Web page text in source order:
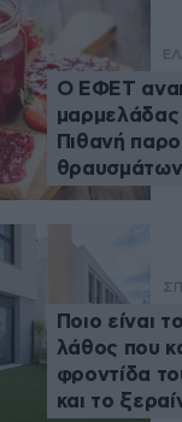
Ο ΕΦΕΤ
Πιθανή
θραυσμάτων
Ποιο είναι
λάθος που
φροντίδα
και το